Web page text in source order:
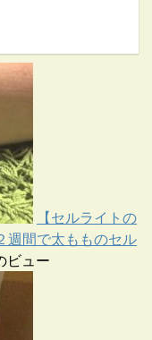
【セルライトの
週間で太もものセル
ビュー